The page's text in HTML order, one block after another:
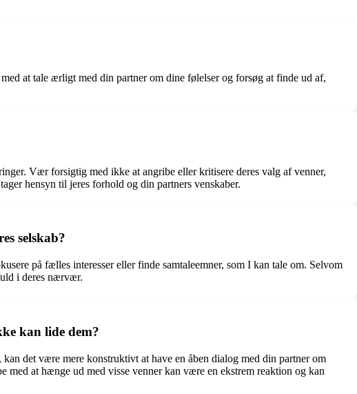
at tale ærligt med din partner om dine følelser og forsøg at finde ud af,
Vær forsigtig med ikke at angribe eller kritisere deres valg af venner,
hensyn til jeres forhold og din partners venskaber.
selskab?
på fælles interesser eller finde samtaleemner, som I kan tale om. Selvom
i deres nærvær.
kan lide dem?
det være mere konstruktivt at have en åben dialog med din partner om
at hænge ud med visse venner kan være en ekstrem reaktion og kan